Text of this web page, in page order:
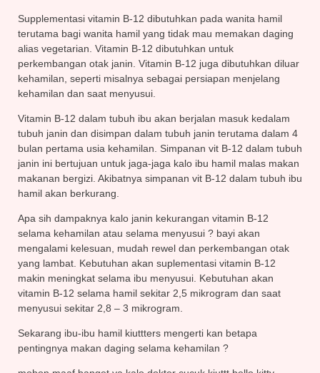
Supplementasi vitamin B-12 dibutuhkan pada wanita hamil
terutama bagi wanita hamil yang tidak mau memakan daging
alias vegetarian. Vitamin B-12 dibutuhkan untuk
perkembangan otak janin. Vitamin B-12 juga dibutuhkan diluar
kehamilan, seperti misalnya sebagai persiapan menjelang
kehamilan dan saat menyusui.
Vitamin B-12 dalam tubuh ibu akan berjalan masuk kedalam
tubuh janin dan disimpan dalam tubuh janin terutama dalam 4
bulan pertama usia kehamilan. Simpanan vit B-12 dalam tubuh
janin ini bertujuan untuk jaga-jaga kalo ibu hamil malas makan
makanan bergizi. Akibatnya simpanan vit B-12 dalam tubuh ibu
hamil akan berkurang.
Apa sih dampaknya kalo janin kekurangan vitamin B-12
selama kehamilan atau selama menyusui ? bayi akan
mengalami kelesuan, mudah rewel dan perkembangan otak
yang lambat. Kebutuhan akan suplementasi vitamin B-12
makin meningkat selama ibu menyusui. Kebutuhan akan
vitamin B-12 selama hamil sekitar 2,5 mikrogram dan saat
menyusui sekitar 2,8 – 3 mikrogram.
Sekarang ibu-ibu hamil kiuttters mengerti kan betapa
pentingnya makan daging selama kehamilan ?